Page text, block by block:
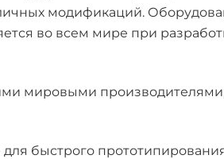
модификаций.
во всем мире при
мировыми производителями,
для быстрого